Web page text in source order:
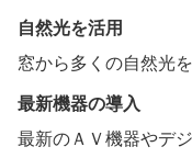
自然光を活用
窓から多くの自然光
最新機器の導入
最新のＡＶ機器やデ